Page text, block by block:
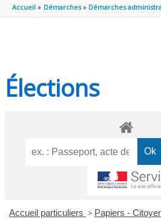
Accueil Démarches Démarches
Élections
Accueil particuliers > Papiers -